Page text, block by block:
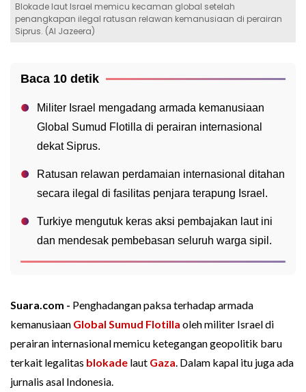
Blokade laut Israel memicu kecaman global setelah
penangkapan ilegal ratusan relawan kemanusiaan di perairan
Siprus. (Al Jazeera)
Baca 10 detik
Militer Israel mengadang armada kemanusiaan
Global Sumud Flotilla di perairan internasional
dekat Siprus.
Ratusan relawan perdamaian internasional ditahan
secara ilegal di fasilitas penjara terapung Israel.
Turkiye mengutuk keras aksi pembajakan laut ini
dan mendesak pembebasan seluruh warga sipil.
Suara.com - Penghadangan paksa terhadap armada
kemanusiaan Global Sumud Flotilla oleh militer Israel di
perairan internasional memicu ketegangan geopolitik baru
terkait legalitas blokade laut Gaza. Dalam kapal itu juga ada
jurnalis asal Indonesia.